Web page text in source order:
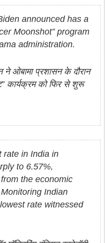
announced has a
Moonshot” program
administration.
ने ओबामा प्रशासन के दौरान
कार्यक्रम को फिर से शुरू
rate in India in
to 6.57%,
the economic
Indian
rate witnessed